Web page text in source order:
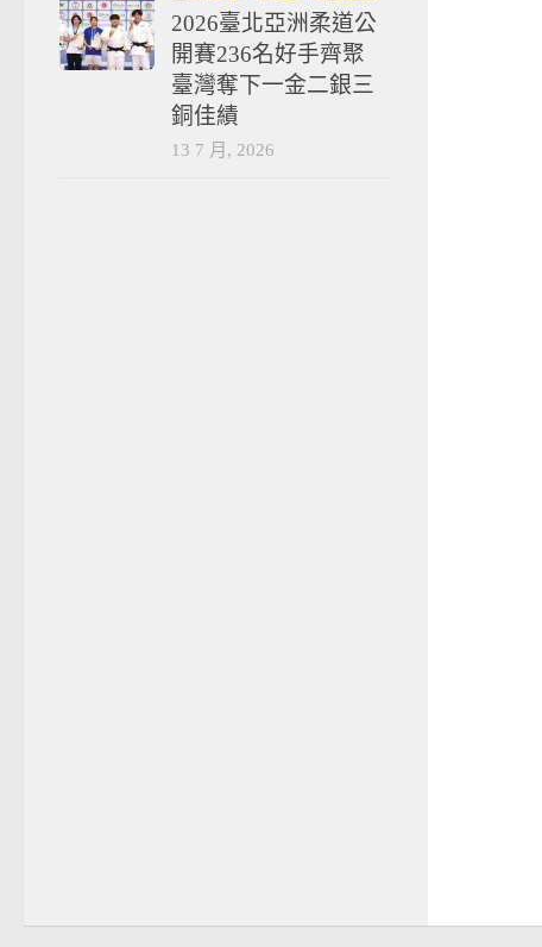
2026臺北亞洲柔道公
開賽236名好手齊聚
臺灣奪下一金二銀三
銅佳績
13 7 月, 2026